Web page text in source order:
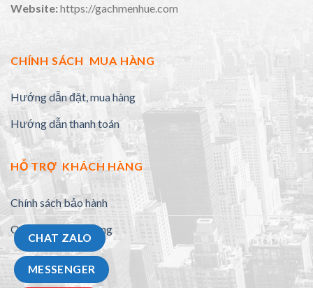
Website:https://gachmenhue.com
CHÍNH SÁCH MUA HÀNG
Hướng dẫn đặt, mua hàng
Hướng dẫn thanh toán
HỖ TRỢ KHÁCH HÀNG
Chính sách bảo hành
Quy định đổi trả hàng
CHAT ZALO
MESSENGER